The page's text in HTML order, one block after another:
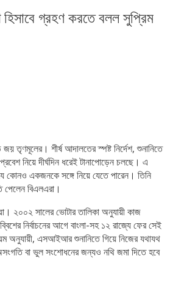
হিসাবে গ্রহণ করতে বলল সুপ্রিম
শীর্ষ আদালতের স্পষ্ট নির্দেশ, শুনানিতে
নিয়ে দীর্ঘদিন ধরেই টানাপোড়েন চলছে। এ
কোনও একজনকে সঙ্গে নিয়ে যেতে পারেন। তিনি
বিএলএরা।
২০০২ সালের ভোটার তালিকা অনুযায়ী কাজ
নির্বাচনের আগে বাংলা-সহ ১২ রাজ্যে ফের সেই
অনুযায়ী, এসআইআর শুনানিতে গিয়ে নিজের যথাযথ
বা ভুল সংশোধনের জন্যও নথি জমা দিতে হবে